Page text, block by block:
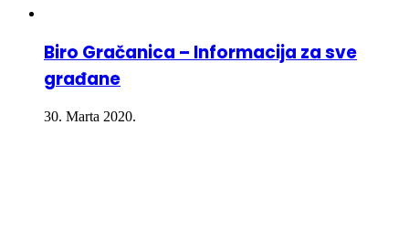
Biro Gračanica – Informacija za sve
građane
30. Marta 2020.